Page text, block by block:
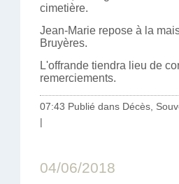
cimetière.
Jean-Marie repose à la
Bruyères.
L'offrande tiendra lieu de
remerciements.
07:43 Publié dans Décès,
|
04/06/2018